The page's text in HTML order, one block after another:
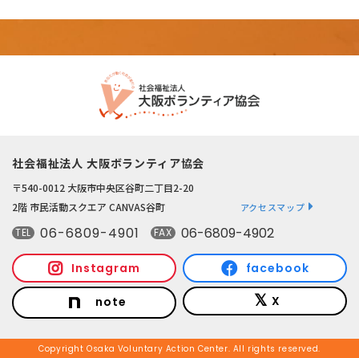
社会福祉法人 大阪ボランティア協会
〒540-0012 大阪市中央区谷町二丁目2-20
2階 市民活動スクエア CANVAS谷町
アクセスマップ
TEL 06-6809-4901 FAX 06-6809-4902
Instagram facebook
note X
Copyright Osaka Voluntary Action Center. All rights reserved.